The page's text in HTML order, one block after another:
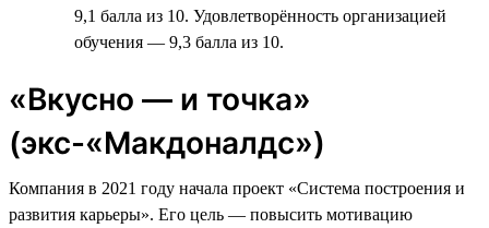
9,1 балла из 10. Удовлетворённость организацией
обучения — 9,3 балла из 10.
«Вкусно — и точка»
(экс-«Макдоналдс»)
Компания в 2021 году начала проект «Система построения и
развития карьеры». Его цель — повысить мотивацию